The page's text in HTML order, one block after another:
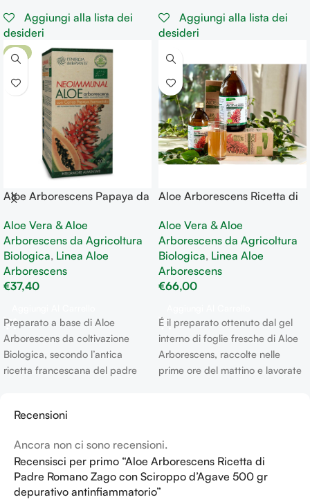
Aggiungi alla lista dei
desideri
HOT
Aloe Arborescens Papaya da
sostegno gastrointestinale
Aloe Vera & Aloe
Arborescens da Agricoltura
Biologica, Linea Aloe
Arborescens
€37,40
Preparato a base di Aloe
Arborescens da coltivazione
Biologica, secondo l’antica
ricetta francescana del padre
Distillato di Aloe. Le sinergie di
di ottenere un eccellente
riequilibrio psicofisico. Ottimo
come supporto per l’organismo
anche in Stress-Ossidativo,
Aggiungi alla lista dei
desideri
Aloe Arborescens Ricetta di
da 1000 ml utile al
benessere e sostegno
gastrointestinale
Aloe Vera & Aloe
Arborescens da Agricoltura
Biologica, Linea Aloe
Arborescens
€66,00
É il preparato ottenuto dal gel
interno di foglie fresche di Aloe
Arborescens, raccolte nelle
prime ore del mattino e lavorate
ambienti dotati di luci
ultraviolette con caratteristiche
disinfettanti e germicidi. La
Recensioni
Ancora non ci sono recensioni.
Recensisci per primo “Aloe Arborescens Ricetta di
Padre Romano Zago con Sciroppo d’Agave 500 gr
depurativo antinfiammatorio”